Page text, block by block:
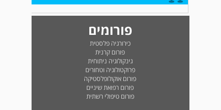
פורומים
כירורגיה פלסטית
פורום קרנית
גינקולוגיה ניתוחית
פרוקטולוגיה וטחורים
פורום אוקולופלסטיקה
פורום רפואת שיניים
פורום טיפולי רשתית